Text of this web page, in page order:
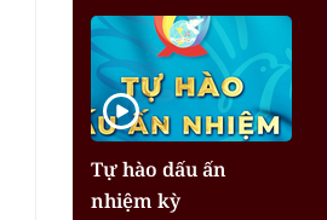
Tự hào dấu ấn
nhiệm kỳ